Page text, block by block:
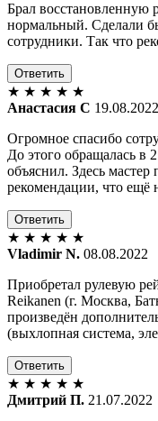
Брал восстановленную
нормальный. Сделали
сотрудники. Так что
Ответить
★ ★ ★ ★ ★
Анастасия С 19.08.2022
Огромное спасибо
До этого обращалась в
объяснил. Здесь
рекомендации, что ещё
Ответить
★ ★ ★ ★ ★
Vladimir N. 08.08.2022
Приобретал рулевую
Reikanen (г. Москва,
произведён
(выхлопная система,
Ответить
★ ★ ★ ★ ★
Дмитрий П. 21.07.2022